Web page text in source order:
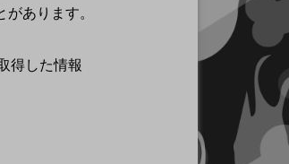
あります。
得した情報